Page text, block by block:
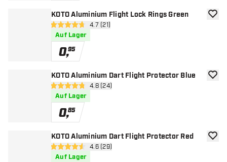
KOTO Aluminium Flight Lock Rings Green
Bewertungsbereich öffnen
4.7 Bewertungssterne
4.7 (21)
Auf Lager
0,95
Zur
KOTO Aluminium Dart Flight Protector Blue
Bewertungsbereich öffnen
4.8 Bewertungssterne
4.8 (24)
Auf Lager
0,85
Zur
KOTO Aluminium Dart Flight Protector Red
Bewertungsbereich öffnen
4.6 Bewertungssterne
4.6 (29)
Auf Lager
Zur